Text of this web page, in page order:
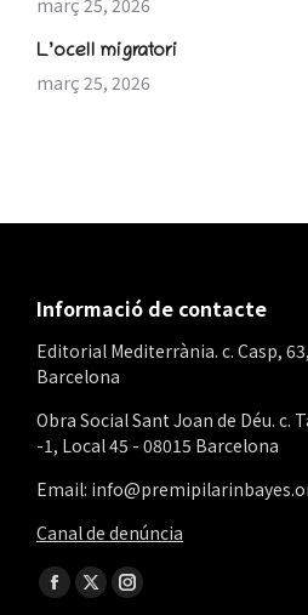
L’ocell migratori
març 25, 2026
Informació de contacte
Editorial Mediterrània. c. Casp,
Barcelona
Obra Social Sant Joan de Déu. c.
-1, Local 45 - 08015 Barcelona
Email:
Canal de denúncia
Find us on:
Facebook
X
Instagram